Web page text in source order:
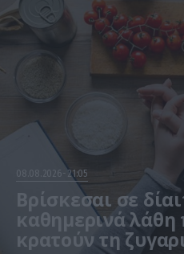
08.08.2026 21:05
Βρίσκεσαι σε
καθημερινά
κρατούν τη